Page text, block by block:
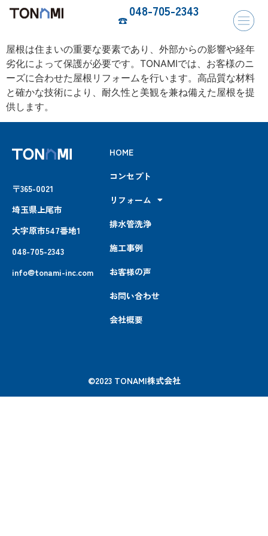
☎︎
048-705-2343
屋根は住まいの重要な要素であり、外部からの影響や経年
劣化によって保護が必要です。TONAMIでは、お客様のニ
ーズに合わせた屋根リフォームを行います。高品質な材料
と確かな技術により、耐久性と美観を兼ね備えた屋根を提
供します。
〒365-0021
埼玉県上尾市
大字原市547番地1
048-705-2343
info@tonami-inc.com
HOME
コンセプト
リフォーム
排水管洗浄
施工事例
お客様の声
お問い合わせ
会社概要
©︎2023 TONAMI株式会社